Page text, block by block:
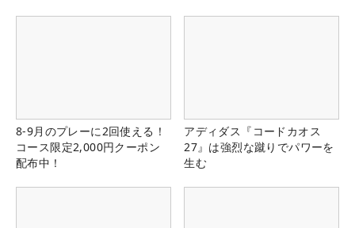
8-9月のプレーに2回使える！
コース限定2,000円クーポン
配布中！
アディダス『コードカオス
27』は強烈な蹴りでパワーを
生む